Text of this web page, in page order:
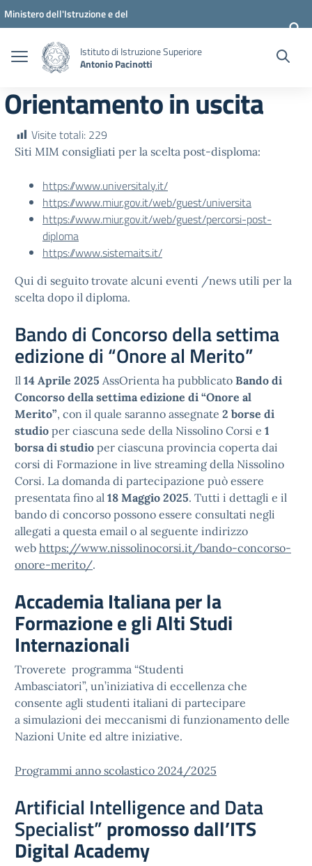
Vai ai contenuti
Vai al menu di navigazione
Vai al footer
Ministero dell'Istruzione e del
Istituto di Istruzione Superiore
Antonio Pacinotti
Orientamento in uscita
Visite totali: 229
Siti MIM consigliati per la scelta post-disploma:
https://www.universitaly.it/
https://www.miur.gov.it/web/guest/universita
https://www.miur.gov.it/web/guest/percorsi-post-
diploma
https://www.sistemaits.it/
Qui di seguito trovate alcuni eventi /news utili per la
scelta dopo il diploma.
Bando di Concorso della settima
edizione di “Onore al Merito”
Il 14 Aprile 2025 AssOrienta ha pubblicato Bando di
Concorso della settima edizione di “Onore al
Merito”, con il quale saranno assegnate 2 borse di
studio per ciascuna sede della Nissolino Corsi e 1
borsa di studio per ciascuna provincia coperta dai
corsi di Formazione in live streaming della Nissolino
Corsi. La domanda di partecipazione può essere
presentata fino al 18 Maggio 2025. Tutti i dettagli e il
bando di concorso possono essere consultati negli
allegati a questa email o al seguente indirizzo
web https://www.nissolinocorsi.it/bando-concorso-
onore-merito/.
Accademia Italiana per la
Formazione e gli Alti Studi
Internazionali
Troverete programma “Studenti
Ambasciatori”, un’iniziativa di eccellenza che
consente agli studenti italiani di partecipare
a simulazioni dei meccanismi di funzionamento delle
Nazioni Unite ed altre iniziative.
Programmi anno scolastico 2024/2025
Artificial Intelligence and Data
Specialist”promossodall’ITS
Digital Academy